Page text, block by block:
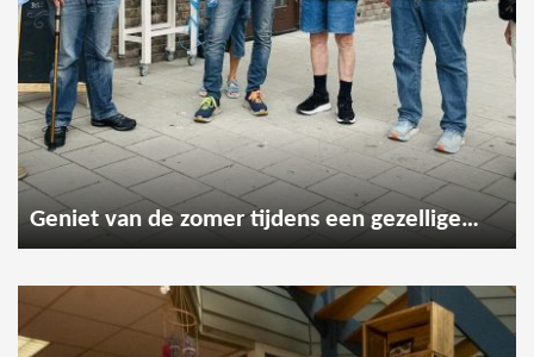
Geniet van de zomer tijdens een gezellige wandeling